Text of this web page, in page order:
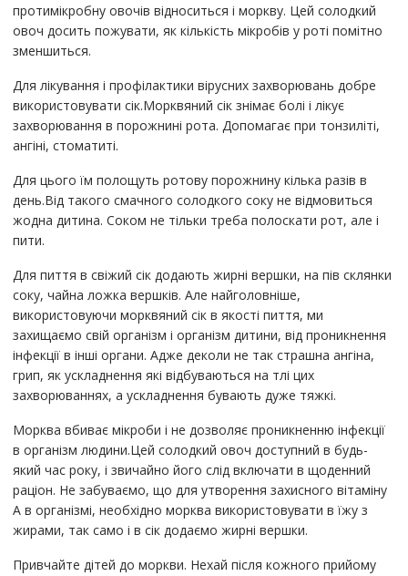
протимікробну овочів відноситься і моркву. Цей солодкий
овоч досить пожувати, як кількість мікробів у роті помітно
зменшиться.
Для лікування і профілактики вірусних захворювань добре
використовувати сік.Морквяний сік знімає болі і лікує
захворювання в порожнині рота. Допомагає при тонзиліті,
ангіні, стоматиті.
Для цього їм полощуть ротову порожнину кілька разів в
день.Від такого смачного солодкого соку не відмовиться
жодна дитина. Соком не тільки треба полоскати рот, але і
пити.
Для пиття в свіжий сік додають жирні вершки, на пів склянки
соку, чайна ложка вершків. Але найголовніше,
використовуючи морквяний сік в якості пиття, ми
захищаємо свій організм і організм дитини, від проникнення
інфекції в інші органи. Адже деколи не так страшна ангіна,
грип, як ускладнення які відбуваються на тлі цих
захворюваннях, а ускладнення бувають дуже тяжкі.
Морква вбиває мікроби і не дозволяє проникненню інфекції
в організм людини.Цей солодкий овоч доступний в будь-
який час року, і звичайно його слід включати в щоденний
раціон. Не забуваємо, що для утворення захисного вітаміну
А в організмі, необхідно морква використовувати в їжу з
жирами, так само і в сік додаємо жирні вершки.
Привчайте дітей до моркви. Нехай після кожного прийому